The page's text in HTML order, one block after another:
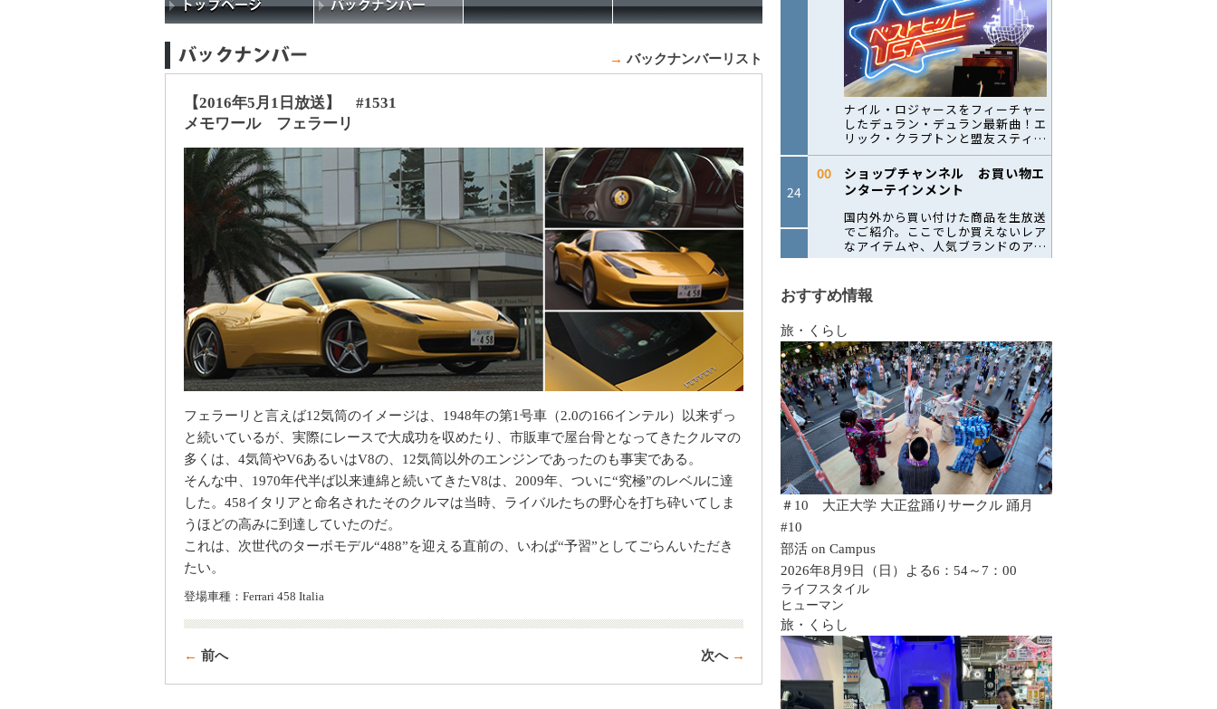
→ バックナンバーリスト
【2016年5月1日放送】 #1531
メモワール フェラーリ
フェラーリと言えば12気筒のイメージは、1948年の第1号車（2.0の166インテル）以来ずっ
と続いているが、実際にレースで大成功を収めたり、市販車で屋台骨となってきたクルマの
多くは、4気筒やV6あるいはV8の、12気筒以外のエンジンであったのも事実である。
そんな中、1970年代半ば以来連綿と続いてきたV8は、2009年、ついに“究極”のレベルに達
した。458イタリアと命名されたそのクルマは当時、ライバルたちの野心を打ち砕いてしま
うほどの高みに到達していたのだ。
これは、次世代のターボモデル“488”を迎える直前の、いわば“予習”としてごらんいただき
たい。
登場車種：Ferrari 458 Italia
← 前へ 次へ→
おすすめ情報
旅・くらし
＃10 大正大学 大正盆踊りサークル 踊月
#10
部活 on Campus
2026年8月9日（日）よる6：54～7：00
ライフスタイル
ヒューマン
旅・くらし